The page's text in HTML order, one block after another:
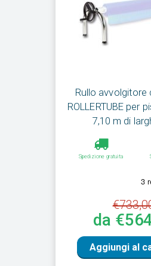
Rullo avvolgitore
ROLLERTUBE per
7,10 m di
Spedizione gratuita
da
Aggiungi al